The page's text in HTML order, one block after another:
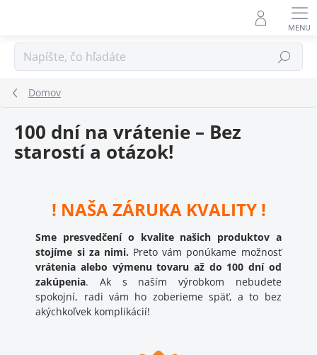
Hľadať
Domov
100 dní na vrátenie – Bez
starostí a otázok!
! NAŠA ZÁRUKA KVALITY !
Sme presvedčení o kvalite našich produktov a
stojíme si za nimi.Preto vám ponúkame možnosť
vrátenia alebo výmenu tovaru až do 100 dní od
zakúpenia. Ak s naším výrobkom nebudete
spokojní, radi vám ho zoberieme späť, a to bez
akýchkoľvek komplikácií!